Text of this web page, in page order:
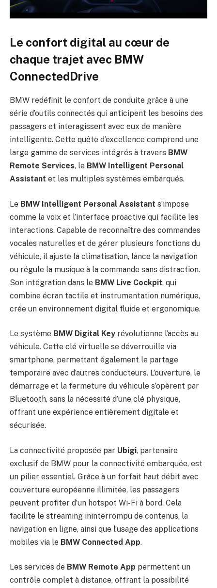
Le confort digital au cœur de
chaque trajet avec BMW
ConnectedDrive
BMW redéfinit le confort de conduite grâce à une
série d’outils connectés qui anticipent les besoins des
passagers et interagissent avec eux de manière
intelligente. Cette quête d’excellence comprend une
large gamme de services intégrés à travers BMW
Remote Services, le BMW Intelligent Personal
Assistant et les multiples systèmes embarqués.
Le BMW Intelligent Personal Assistant s’impose
comme la voix et l’interface proactive qui facilite les
interactions. Capable de reconnaître des commandes
vocales naturelles et de gérer plusieurs fonctions du
véhicule, il ajuste la climatisation, lance la navigation
ou régule la musique à la commande sans distraction.
Son intégration dans le BMW Live Cockpit, qui
combine écran tactile et instrumentation numérique,
crée un environnement digital fluide et ergonomique.
Le système BMW Digital Key révolutionne l’accès au
véhicule. Cette clé virtuelle se déverrouille via
smartphone, permettant également le partage
temporaire avec d’autres conducteurs. L’ouverture, le
démarrage et la fermeture du véhicule s’opèrent par
Bluetooth, sans la nécessité d’une clé physique,
offrant une expérience entièrement digitale et
sécurisée.
La connectivité proposée par Ubigi, partenaire
exclusif de BMW pour la connectivité embarquée, est
un pilier essentiel. Grâce à un forfait haut débit avec
couverture européenne illimitée, les passagers
peuvent profiter d’un hotspot Wi-Fi à bord. Cela
facilite le streaming ininterrompu de contenus, la
navigation en ligne, ainsi que l’usage des applications
mobiles via le BMW Connected App.
Les services de BMW Remote App permettent un
contrôle complet à distance, offrant la possibilité